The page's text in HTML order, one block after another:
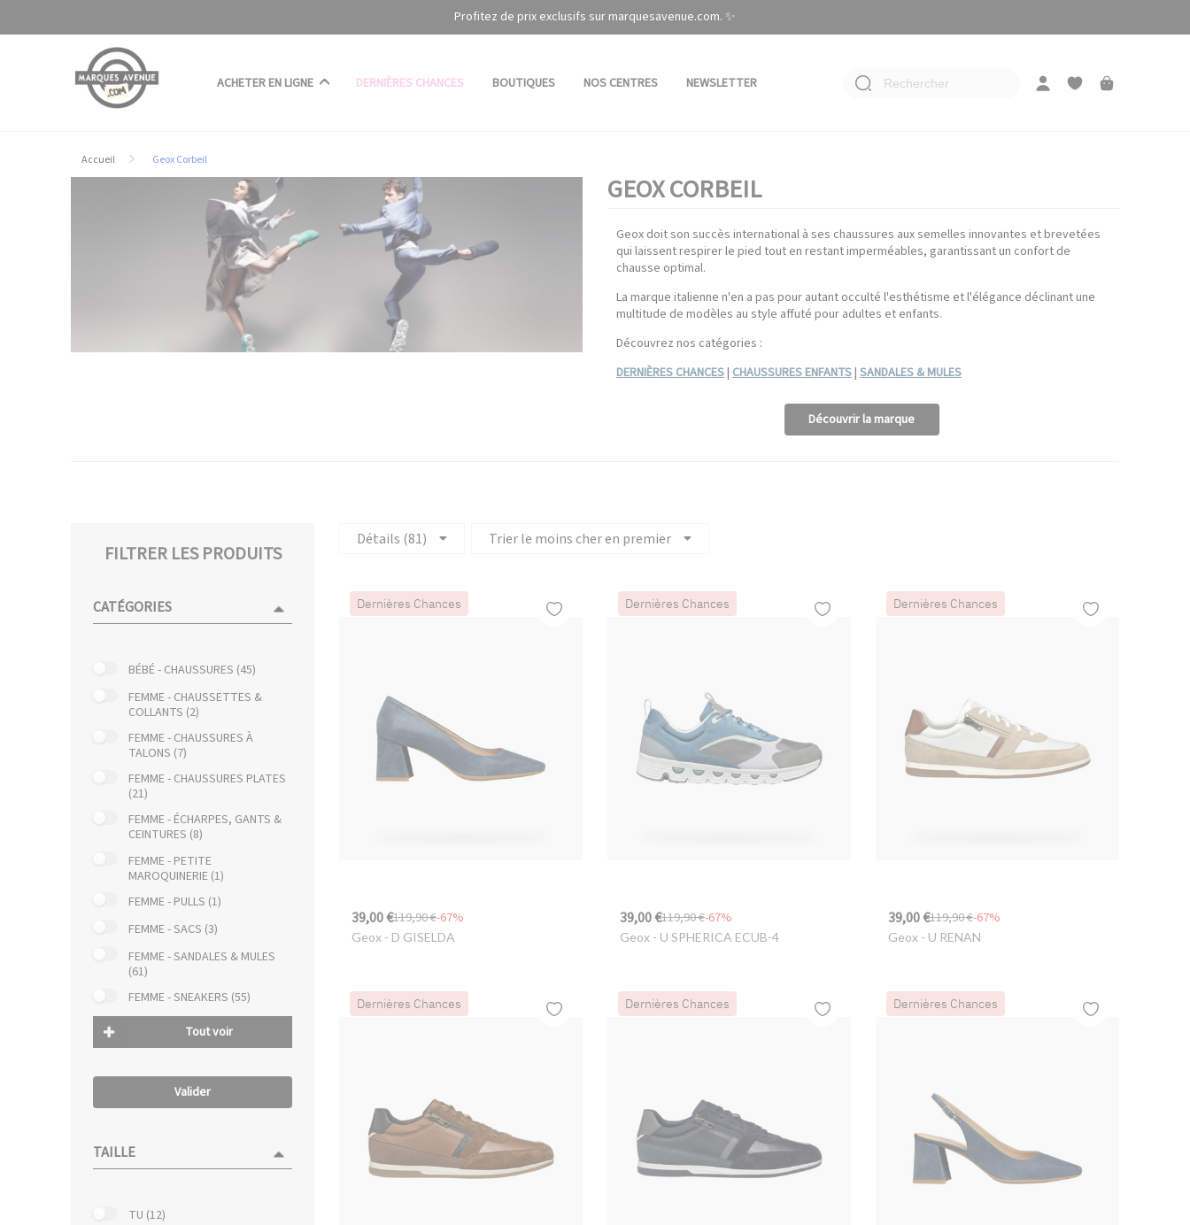
Profitez de prix exclusifs sur marquesavenue.com. ✨
ACHETER EN LIGNE DERNIÈRES CHANCES BOUTIQUES NOS CENTRES NEWSLETTER Rechercher
Accueil Geox Corbeil
GEOX CORBEIL
Geox doit son succès international à ses chaussures aux semelles innovantes et brevetées
qui laissent respirer le pied tout en restant imperméables, garantissant un confort de
chausse optimal.
La marque italienne n'en a pas pour autant occulté l'esthétisme et l'élégance déclinant une
multitude de modèles au style affuté pour adultes et enfants.
Découvrez nos catégories :
DERNIÈRES CHANCES| CHAUSSURES ENFANTS| SANDALES & MULES
Découvrir la marque
FILTRER LES PRODUITS
CATÉGORIES
BÉBÉ - CHAUSSURES (45)
FEMME - CHAUSSETTES &
COLLANTS (2)
FEMME - CHAUSSURES À
TALONS (7)
FEMME - CHAUSSURES PLATES
(21)
FEMME - ÉCHARPES, GANTS &
CEINTURES (8)
FEMME - PETITE
MAROQUINERIE (1)
FEMME - PULLS (1)
FEMME - SACS (3)
FEMME - SANDALES & MULES
(61)
FEMME - SNEAKERS (55)
Tout voir
Valider
TAILLE
TU (12)
Détails (81) Trier le moins cher en premier
Dernières Chances
39,00 €119,90 €-67%
Geox - D GISELDA
Dernières Chances
39,00 €119,90 €-67%
Geox- U SPHERICA ECUB-4
Dernières Chances
39,00 €119,90 €-67%
Geox- U RENAN
Dernières Chances Dernières Chances Dernières Chances